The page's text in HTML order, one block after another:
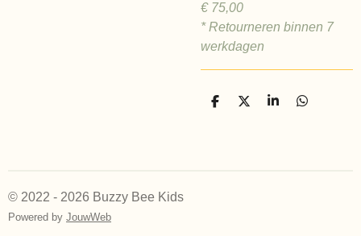
€ 75,00
* Retourneren binnen 7
werkdagen
D
D
S
D
© 2022 - 2026 Buzzy Bee Kids
Powered by JouwWeb